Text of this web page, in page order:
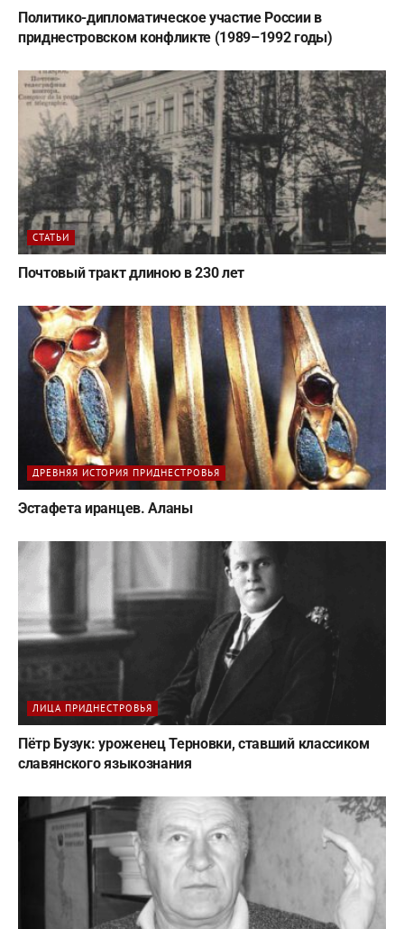
Политико-дипломатическое участие России в
приднестровском конфликте (1989–1992 годы)
СТАТЬИ
Почтовый тракт длиною в 230 лет
ДРЕВНЯЯ ИСТОРИЯ ПРИДНЕСТРОВЬЯ
Эстафета иранцев. Аланы
ЛИЦА ПРИДНЕСТРОВЬЯ
Пётр Бузук: уроженец Терновки, ставший классиком
славянского языкознания